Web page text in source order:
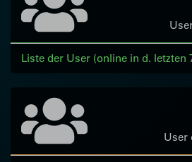
Liste der User (online in d. letzten
User